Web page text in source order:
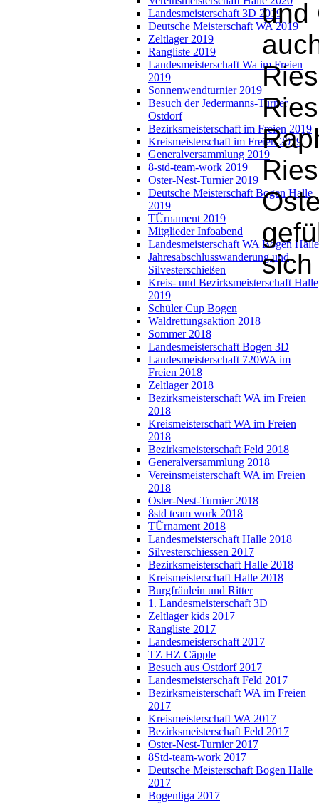
Landesmeisterschaft 3D 2019
Deutsche Meisterschaft WA 2019
Zeltlager 2019
Rangliste 2019
Landesmeisterschaft Wa im Freien
2019
Sonnenwendturnier 2019
Besuch der Jedermanns-Turner
Ostdorf
Bezirksmeisterschaft im Freien 2019
Kreismeisterschaft im Freien 2019
Generalversammlung 2019
8-std-team-work 2019
Oster-Nest-Turnier 2019
Deutsche Meisterschaft Bogen Halle
2019
TÜrnament 2019
Mitglieder Infoabend
Landesmeisterschaft WA Bogen Halle
Jahresabschlusswanderung und
Silvesterschießen
Kreis- und Bezirksmeisterschaft Halle
2019
Schüler Cup Bogen
Waldrettungsaktion 2018
Sommer 2018
Landesmeisterschaft Bogen 3D
Landesmeisterschaft 720WA im
Freien 2018
Zeltlager 2018
Bezirksmeisterschaft WA im Freien
2018
Kreismeisterschaft WA im Freien
2018
Bezirksmeisterschaft Feld 2018
Generalversammlung 2018
Vereinsmeisterschaft WA im Freien
2018
Oster-Nest-Turnier 2018
8std team work 2018
TÜrnament 2018
Landesmeisterschaft Halle 2018
Silvesterschiessen 2017
Bezirksmeisterschaft Halle 2018
Kreismeisterschaft Halle 2018
Burgfräulein und Ritter
1. Landesmeisterschaft 3D
Zeltlager kids 2017
Rangliste 2017
Landesmeisterschaft 2017
TZ HZ Cäpple
Besuch aus Ostdorf 2017
Landesmeisterschaft Feld 2017
Bezirksmeisterschaft WA im Freien
2017
Kreismeisterschaft WA 2017
Bezirksmeisterschaft Feld 2017
Oster-Nest-Turnier 2017
8Std-team-work 2017
Deutsche Meisterschaft Bogen Halle
2017
Bogenliga 2017
und
sich